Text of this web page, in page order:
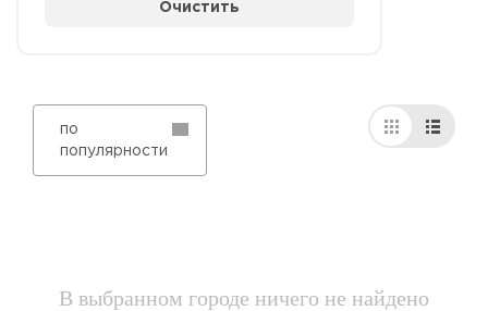
Очистить
по
популярности
В выбранном городе ничего не найдено